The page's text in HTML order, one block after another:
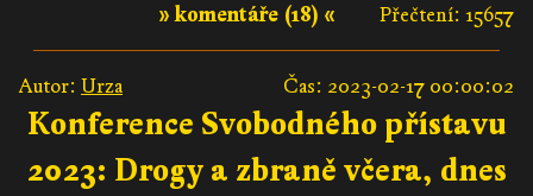
Přečtení: 15657
» komentáře (18) «
Autor: Urza Čas: 2023-02-17 00:00:02
Konference Svobodného přístavu
2023: Drogy a zbraně včera, dnes